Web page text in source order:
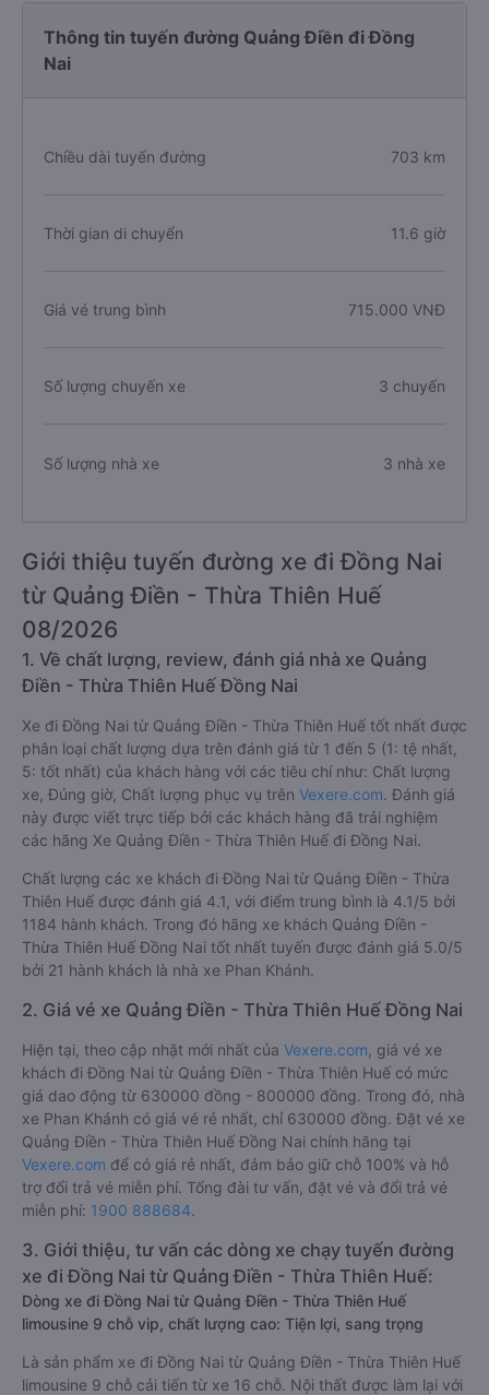
Thông tin tuyến đường Quảng Điền đi Đồng
Nai
Chiều dài tuyến đường 703 km
Thời gian di chuyển 11.6 giờ
Giá vé trung bình 715.000 VNĐ
Số lượng chuyến xe 3 chuyến
Số lượng nhà xe 3 nhà xe
Giới thiệu tuyến đường xe đi Đồng Nai
từ Quảng Điền - Thừa Thiên Huế
08/2026
1. Về chất lượng, review, đánh giá nhà xe Quảng
Điền - Thừa Thiên Huế Đồng Nai
Xe đi Đồng Nai từ Quảng Điền - Thừa Thiên Huế tốt nhất được
phân loại chất lượng dựa trên đánh giá từ 1 đến 5 (1: tệ nhất,
5: tốt nhất) của khách hàng với các tiêu chí như: Chất lượng
xe, Đúng giờ, Chất lượng phục vụ trên Vexere.com. Đánh giá
này được viết trực tiếp bởi các khách hàng đã trải nghiệm
các hãng Xe Quảng Điền - Thừa Thiên Huế đi Đồng Nai.
Chất lượng các xe khách đi Đồng Nai từ Quảng Điền - Thừa
Thiên Huế được đánh giá 4.1, với điểm trung bình là 4.1/5 bởi
1184 hành khách. Trong đó hãng xe khách Quảng Điền -
Thừa Thiên Huế Đồng Nai tốt nhất tuyến được đánh giá 5.0/5
bởi 21 hành khách là nhà xe Phan Khánh.
2. Giá vé xe Quảng Điền - Thừa Thiên Huế Đồng Nai
Hiện tại, theo cập nhật mới nhất của Vexere.com , giá vé xe
khách đi Đồng Nai từ Quảng Điền - Thừa Thiên Huế có mức
giá dao động từ 630000 đồng - 800000 đồng. Trong đó, nhà
xe Phan Khánh có giá vé rẻ nhất, chỉ 630000 đồng. Đặt vé xe
Quảng Điền - Thừa Thiên Huế Đồng Nai chính hãng tại
Vexere.com để có giá rẻ nhất, đảm bảo giữ chỗ 100% và hỗ
trợ đổi trả vé miễn phí. Tổng đài tư vấn, đặt vé và đổi trả vé
miễn phí: 1900 888684.
3. Giới thiệu, tư vấn các dòng xe chạy tuyến đường
xe đi Đồng Nai từ Quảng Điền - Thừa Thiên Huế:
Dòng xe đi Đồng Nai từ Quảng Điền - Thừa Thiên Huế
limousine 9 chỗ vip, chất lượng cao: Tiện lợi, sang trọng
Là sản phẩm xe đi Đồng Nai từ Quảng Điền - Thừa Thiên Huế
limousine 9 chỗ cải tiến từ xe 16 chỗ. Nội thất được làm lại với